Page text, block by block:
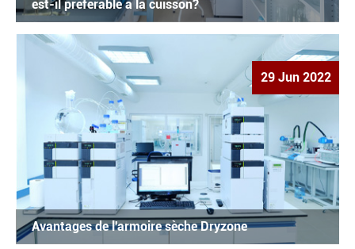
est-il préférable à la cuisson?
29 Jun 2022
Avantages de l'armoire sèche Dryzone